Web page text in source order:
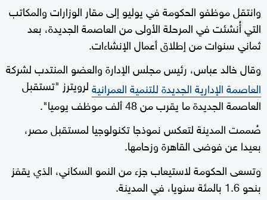
وانتقل موظفو الحكومة في يوليو إلى مقار الوزارات والمكاتب
التي أُنشئت في المرحلة الأولى من العاصمة الجديدة، بعد
ثماني سنوات من إطلاق أعمال الإنشاءات.
وقال خالد عباس، رئيس مجلس الإدارة والعضو المنتدب لشركة
العاصمة الإدارية الجديدة للتنمية العمرانيةلرويترز "تستقبل
العاصمة الجديدة ما يقرب من 48 ألف موظف يوميا".
صُممت المدينة لتعكس نموذجا تكنولوجيا لمستقبل مصر،
بعيدا عن فوضى القاهرة وزحامها.
وتسعى الحكومة لاستيعاب جزء من النمو السكاني، الذي يقفز
بنحو 1.6 بالمئة سنويا، في المدينة.